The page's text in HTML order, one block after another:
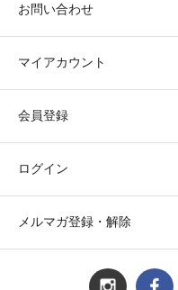
お問い合わせ
マイアカウント
会員登録
ログイン
メルマガ登録・解除